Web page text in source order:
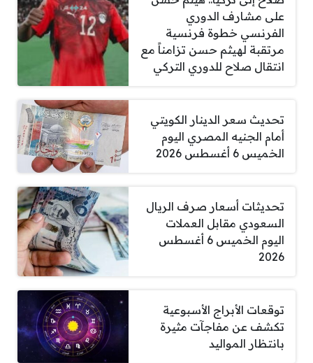
على مشارف الدوري
الفرنسي خطوة فرنسية
مرتقبة لهيثم حسن تزامناً مع
انتقال صلاح للدوري التركي
تحديث سعر الدينار الكويتي
أمام الجنيه المصري اليوم
الخميس 6 أغسطس 2026
تحديثات أسعار صرف الريال
السعودي مقابل العملات
اليوم الخميس 6 أغسطس
2026
توقعات الأبراج الأسبوعية
تكشف عن مفاجآت مثيرة
بانتظار المواليد